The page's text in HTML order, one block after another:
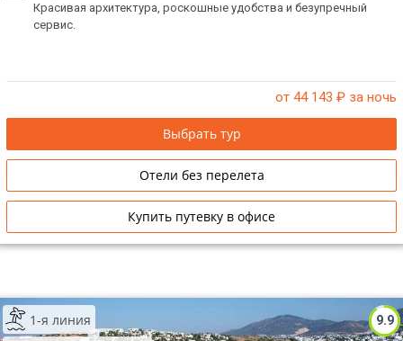
Красивая архитектура, роскошные удобства и безупречный
сервис.
от 44 143 ₽ за ночь
Выбрать тур
Отели без перелета
Купить путевку в офисе
9.9
1-я линия